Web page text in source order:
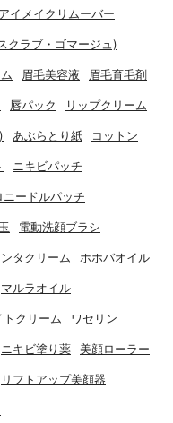
アイメイクリムーバー
クラブ・ゴマージュ)
眉毛美容液 眉毛育毛剤
唇パック リップクリーム
あぶらとり紙 コットン
ニキビパッチ
ニードルパッチ
電動洗顔ブラシ
タクリーム ホホバオイル
マルラオイル
トクリーム ワセリン
ニキビ塗り薬 美顔ローラー
リフトアップ美顔器